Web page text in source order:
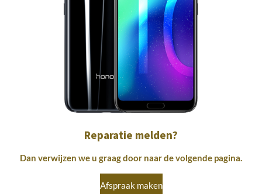
Reparatie melden?
Dan verwijzen we u graag door naar de volgende pagina.
Afspraak maken